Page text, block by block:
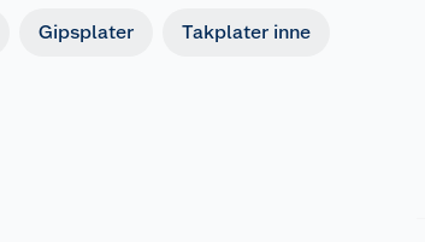
Gipsplater Takplater inne